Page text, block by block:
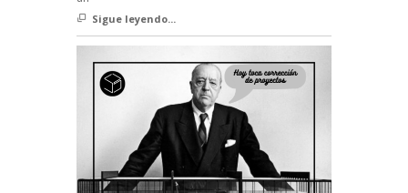
Sigue leyendo...